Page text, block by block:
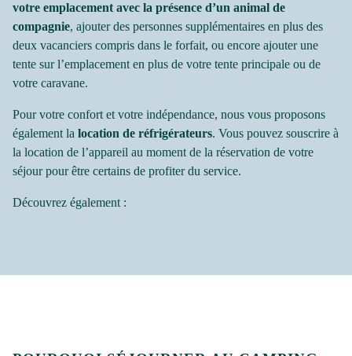
votre emplacement avec la présence d’un animal de
compagnie, ajouter des personnes supplémentaires en plus des
deux vacanciers compris dans le forfait, ou encore ajouter une
tente sur l’emplacement en plus de votre tente principale ou de
votre caravane.
Pour votre confort et votre indépendance, nous vous proposons
également la location de réfrigérateurs. Vous pouvez souscrire à
la location de l’appareil au moment de la réservation de votre
séjour pour être certains de profiter du service.
Découvrez également :